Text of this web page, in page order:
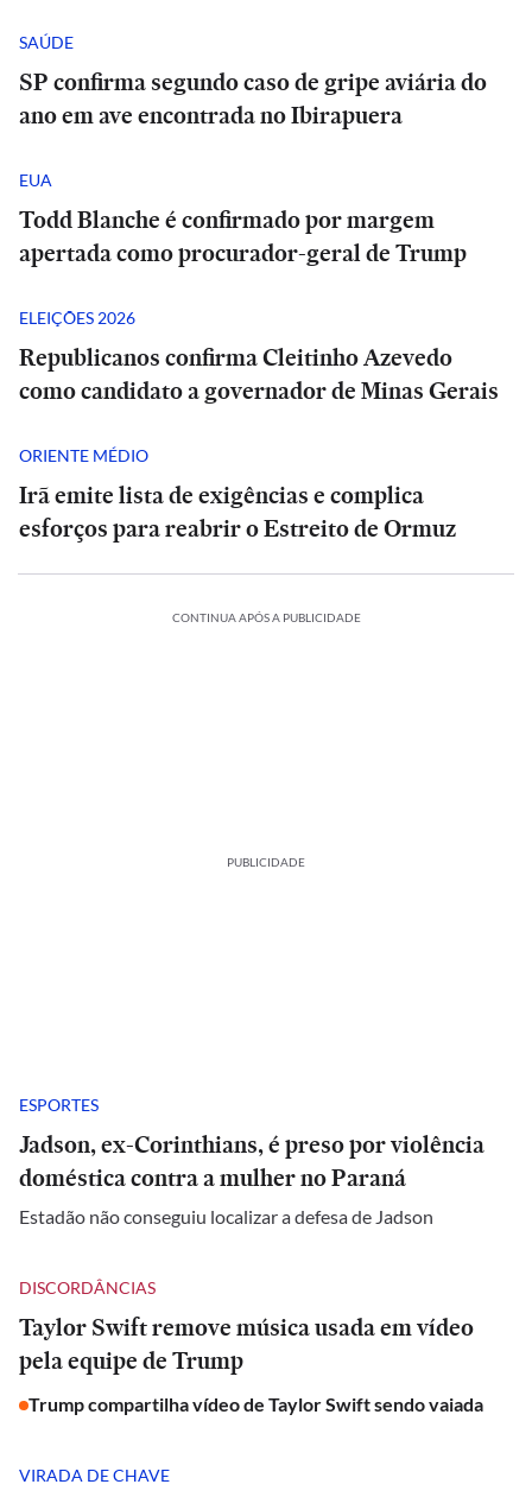
SAÚDE
SP confirma segundo caso de gripe aviária do
ano em ave encontrada no Ibirapuera
EUA
Todd Blanche é confirmado por margem
apertada como procurador-geral de Trump
ELEIÇÕES 2026
Republicanos confirma Cleitinho Azevedo
como candidato a governador de Minas Gerais
ORIENTE MÉDIO
Irã emite lista de exigências e complica
esforços para reabrir o Estreito de Ormuz
CONTINUA APÓS A PUBLICIDADE
PUBLICIDADE
ESPORTES
Jadson, ex-Corinthians, é preso por violência
doméstica contra a mulher no Paraná
Estadão não conseguiu localizar a defesa de Jadson
DISCORDÂNCIAS
Taylor Swift remove música usada em vídeo
pela equipe de Trump
Trump compartilha vídeo de Taylor Swift sendo vaiada
VIRADA DE CHAVE